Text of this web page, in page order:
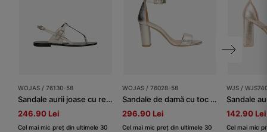
WOJAS / 76130-58
Sandale aurii joase cu relief decorativ damă
246.90 Lei
Cel mai mic preț din ultimele 30
WOJAS / 76028-58
Sandale de damă cu toc înalt metalic auriu
296.90 Lei
Cel mai mic preț din ultimele 30
WJS /
142.90 Lei
Cel mai mic